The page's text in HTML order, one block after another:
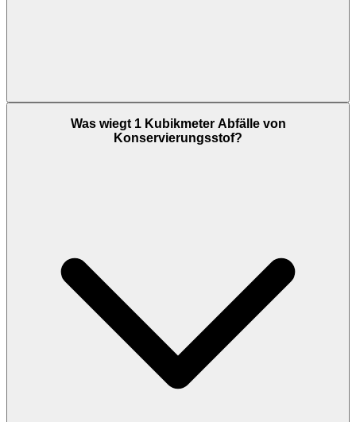
Was wiegt 1 Kubikmeter Abfälle von
Konservierungsstof?